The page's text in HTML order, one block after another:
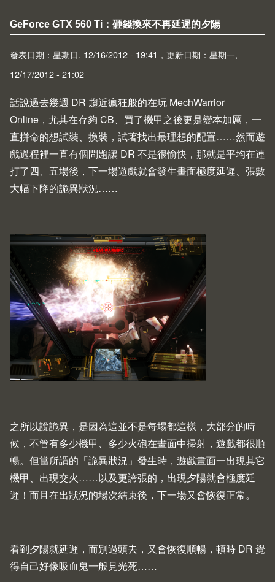
GeForce GTX 560 Ti：砸錢換來不再延遲的夕陽
發表日期：星期日, 12/16/2012 - 19:41，更新日期：星期一,
12/17/2012 - 21:02
話說過去幾週 DR 趨近瘋狂般的在玩 MechWarrior
Online ，尤其在存夠 CB、買了機甲之後更是變本加厲，一
直拼命的想試裝、換裝，試著找出最理想的配置……然而遊
戲過程裡一直有個問題讓 DR 不是很愉快，那就是平均在連
打了四、五場後，下一場遊戲就會發生畫面極度延遲、張數
大幅下降的詭異狀況……
之所以說詭異，是因為這並不是每場都這樣，大部分的時
候，不管有多少機甲、多少火砲在畫面中掃射，遊戲都很順
暢。但當所謂的「詭異狀況」發生時，遊戲畫面一出現其它
機甲、出現交火……以及更誇張的，出現夕陽就會極度延
遲！而且在出狀況的場次結束後，下一場又會恢復正常。
看到夕陽就延遲，而別過頭去，又會恢復順暢，頓時 DR 覺
得自己好像吸血鬼一般見光死……